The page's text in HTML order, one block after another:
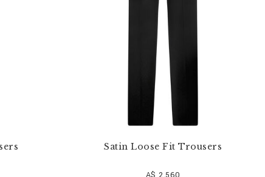
Satin Loose Fit Trousers